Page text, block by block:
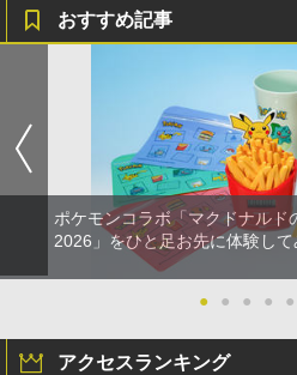
おすすめ記事
ポケモンコラボ「マクドナルド
2026」をひと足お先に体験して
● ● ● ● ●
アクセスランキング